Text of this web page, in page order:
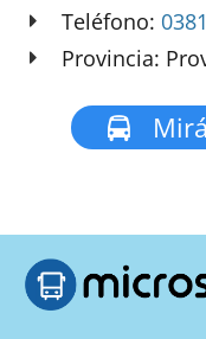
Teléfono:
Provincia: